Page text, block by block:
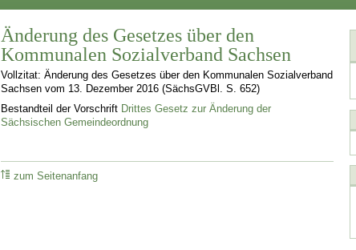
Änderung des Gesetzes über den
Kommunalen Sozialverband Sachsen
Vollzitat: Änderung des Gesetzes über den Kommunalen Sozialverband
Sachsen vom 13. Dezember 2016 (SächsGVBl. S. 652)
Bestandteil der Vorschrift Drittes Gesetz zur Änderung der
Sächsischen Gemeindeordnung
zum Seitenanfang